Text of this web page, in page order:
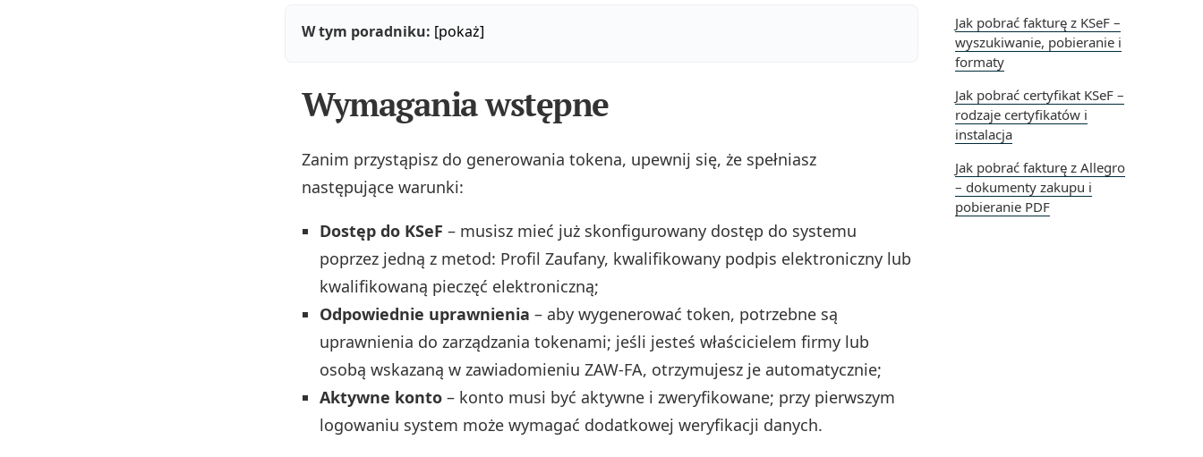
Jak pobrać fakturę z KSeF –
wyszukiwanie, pobieranie i
formaty
Jak pobrać certyfikat KSeF –
rodzaje certyfikatów i
instalacja
Jak pobrać fakturę z Allegro
– dokumenty zakupu i
pobieranie PDF
W tym poradniku: [pokaż]
Wymagania wstępne
Zanim przystąpisz do generowania tokena, upewnij się, że spełniasz
następujące warunki:
Dostęp do KSeF – musisz mieć już skonfigurowany dostęp do systemu
poprzez jedną z metod: Profil Zaufany, kwalifikowany podpis elektroniczny lub
kwalifikowaną pieczęć elektroniczną;
Odpowiednie uprawnienia – aby wygenerować token, potrzebne są
uprawnienia do zarządzania tokenami; jeśli jesteś właścicielem firmy lub
osobą wskazaną w zawiadomieniu ZAW-FA, otrzymujesz je automatycznie;
Aktywne konto – konto musi być aktywne i zweryfikowane; przy pierwszym
logowaniu system może wymagać dodatkowej weryfikacji danych.